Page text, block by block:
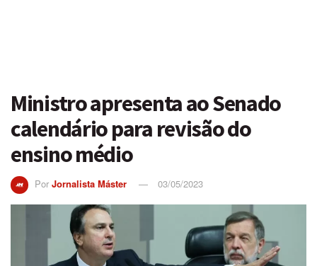
Ministro apresenta ao Senado
calendário para revisão do
ensino médio
Por Jornalista Máster 03/05/2023